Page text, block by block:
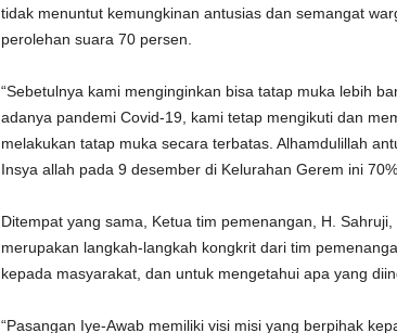
tidak menuntut kemungkinan antusias dan semangat
perolehan suara 70 persen.
“Sebetulnya kami menginginkan bisa tatap muka lebih
adanya pandemi Covid-19, kami tetap mengikuti dan
melakukan tatap muka secara terbatas. Alhamdulillah
Insya allah pada 9 desember di Kelurahan Gerem ini
Ditempat yang sama, Ketua tim pemenangan, H.
merupakan langkah-langkah kongkrit dari tim
kepada masyarakat, dan untuk mengetahui apa yang
“Pasangan Iye-Awab memiliki visi misi yang berpihak